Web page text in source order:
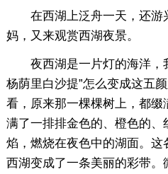
在西湖上泛舟一天，还游
妈，又来观赏西湖夜景。
夜西湖是一片灯的海洋，
杨荫里白沙提”怎么变成这五
看，原来那一棵棵树上，都
满了一排排金色的、橙色的
焰，燃烧在夜色中的湖面。
西湖变成了一条美丽的彩带